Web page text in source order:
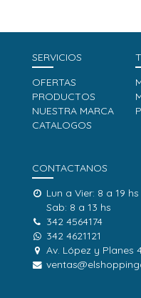
SERVICIOS
OFERTAS
PRODUCTOS
NUESTRA MARCA
CATALOGOS
CONTACTANOS
Lun a Vier: 8 a 19 hs
Sab: 8 a 13 hs
342 4564174
342 4621121
Av. López y Planes